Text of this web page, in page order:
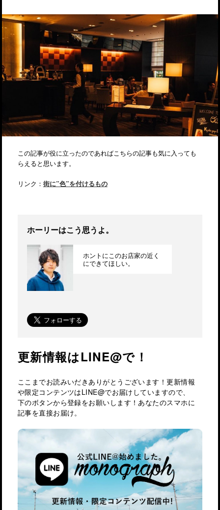
この記事が役に立ったのであればこちらの記事も気に入っても
らえると思います。
リンク： 街に”色”を付けるもの
ホーリーはこう思うよ。
ホントにこのお店家の近く
にできてほしい。
更新情報はLINE@で！
ここまでお読みいだきありがとうございます！更新情報
や限定コンテンツはLINE@でお届けしていますので、
下のボタンから登録をお願いします！あなたのスマホに
記事を直接お届け。